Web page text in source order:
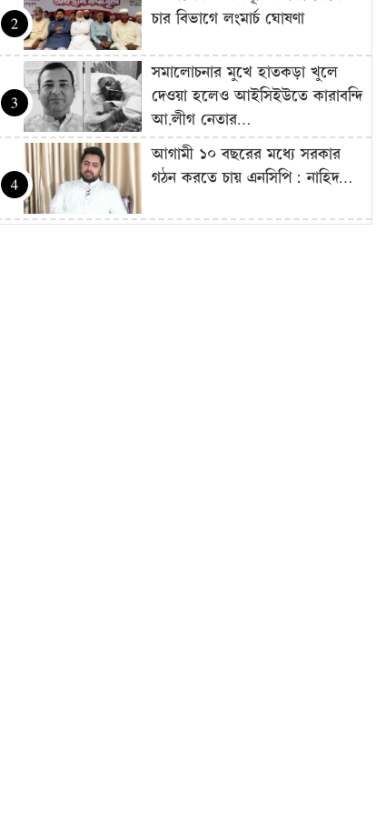
2
চার বিভাগে লংমার্চ ঘোষণা
3
সমালোচনার মুখে হাতকড়া খুলে
দেওয়া হলেও আইসিইউতে কারাবন্দি
আ.লীগ নেতার…
4
আগামী ১০ বছরের মধ্যে সরকার
গঠন করতে চায় এনসিপি: নাহিদ…